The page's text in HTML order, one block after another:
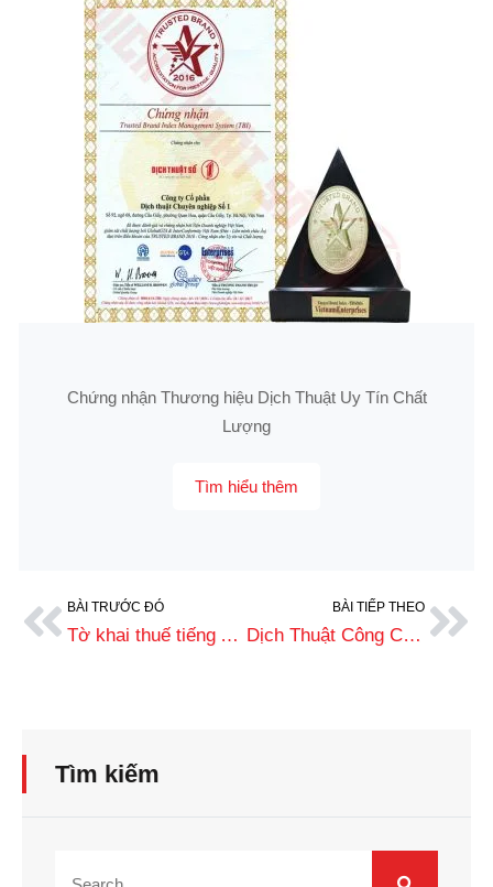
Chứng nhận Thương hiệu Dịch Thuật Uy Tín Chất
Lượng
Tìm hiểu thêm
BÀI TRƯỚC ĐÓ
Tờ khai thuế tiếng Anh là gì? Hướng dẫn cách dịch và sử dụng chuẩn xác
BÀI TIẾP THEO
Dịch Thuật Công Chứng Tờ Khai Hải Quan Sang Tiếng Anh Chuẩn Xác
Tìm kiếm